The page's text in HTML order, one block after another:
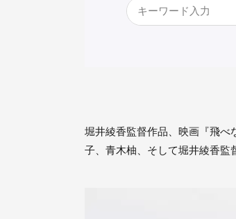
堀井綾香監督作品、映画『飛べ
子、青木柚、そして堀井綾香監